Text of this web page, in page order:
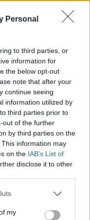
Personal
to third parties, or
information for
the below opt-out
note that after your
continue seeing
information utilized by
third parties prior to
out of the further
by third parties on the
This information may
on the IAB’s List of
disclose it to other
my
εισιτήρια ‑
άλλες αυξήσεις: Τα
που εξαφανίζονται σε
απο τον
το όνομα
‑ Πώς τη
όνομα δεν είναι Αση:
πίσω από την
Μπήλιου που
μπάνιο της
γράφει από τη